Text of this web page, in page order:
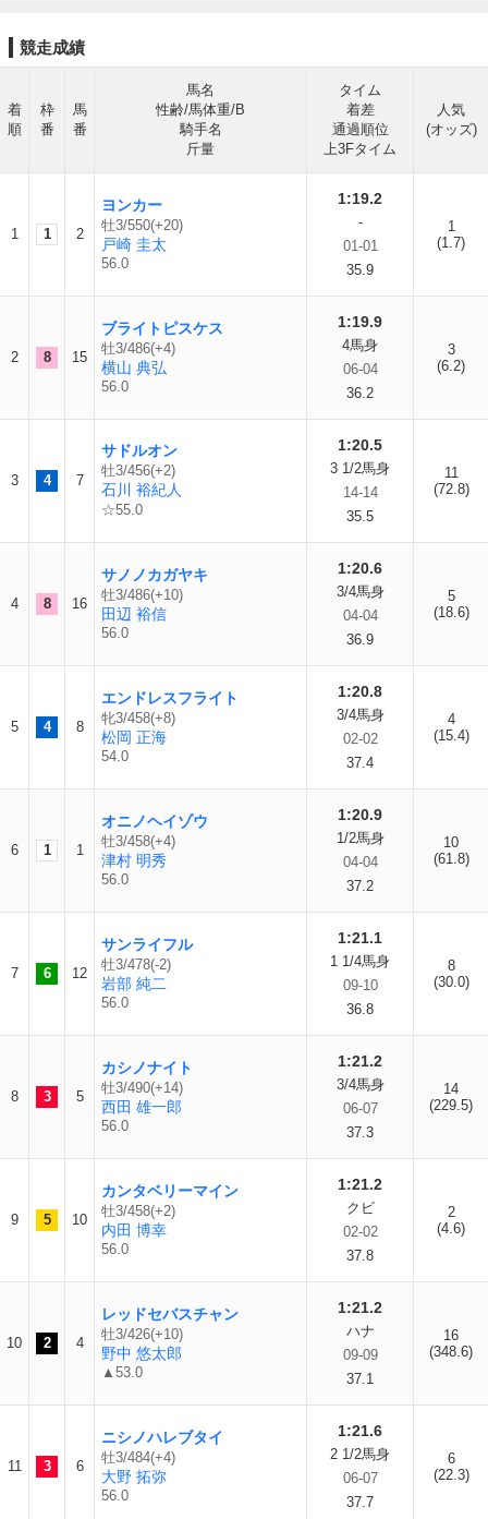
競走成績
着
順
枠
番
馬
番
馬名
性齢/馬体重/B
騎手名
斤量
タイム
着差
通過順位
上3Fタイム
人気
(オッズ)
1 1 2
ヨンカー
牡3/550(+20)
戸崎 圭太
56.0
1:19.2
-
01-01
35.9
1
(1.7)
2 8 15
ブライトピスケス
牡3/486(+4)
横山 典弘
56.0
1:19.9
4馬身
06-04
36.2
3
(6.2)
3 4 7
サドルオン
牡3/456(+2)
石川 裕紀人
☆55.0
1:20.5
3 1/2馬身
14-14
35.5
11
(72.8)
4 8 16
サノノカガヤキ
牡3/486(+10)
田辺 裕信
56.0
1:20.6
3/4馬身
04-04
36.9
5
(18.6)
5 4 8
エンドレスフライト
牝3/458(+8)
松岡 正海
54.0
1:20.8
3/4馬身
02-02
37.4
4
(15.4)
6 1 1
オニノヘイゾウ
牡3/458(+4)
津村 明秀
56.0
1:20.9
1/2馬身
04-04
37.2
10
(61.8)
7 6 12
サンライフル
牡3/478(-2)
岩部 純二
56.0
1:21.1
1 1/4馬身
09-10
36.8
8
(30.0)
8 3 5
カシノナイト
牡3/490(+14)
西田 雄一郎
56.0
1:21.2
3/4馬身
06-07
37.3
14
(229.5)
9 5 10
カンタベリーマイン
牡3/458(+2)
内田 博幸
56.0
1:21.2
クビ
02-02
37.8
2
(4.6)
10 2 4
レッドセバスチャン
牡3/426(+10)
野中 悠太郎
▲53.0
1:21.2
ハナ
09-09
37.1
16
(348.6)
11 3 6
ニシノハレブタイ
牡3/484(+4)
大野 拓弥
56.0
1:21.6
2 1/2馬身
06-07
37.7
6
(22.3)